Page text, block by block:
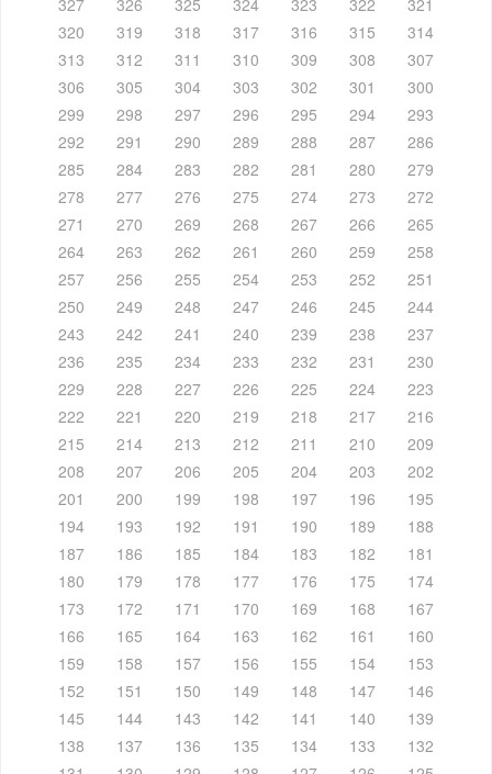
320
319 318 317 316 315
314
313
312 311 310 309 308
307
306
305 304 303 302 301
300
299
298 297 296 295 294
293
292
291 290 289 288 287
286
285
284 283 282 281 280
279
278
277 276 275 274 273
272
271
270 269 268 267 266
265
264
263 262 261 260 259
258
257
256 255 254 253 252
251
250
249 248 247 246 245
244
243
242 241 240 239 238
237
236
235 234 233 232 231
230
229
228 227 226 225 224
223
222
221 220 219 218 217
216
215
214 213 212 211 210
209
208
207 206 205 204 203
202
201
200 199 198 197 196
195
194
193 192 191 190 189
188
187
186 185 184 183 182
181
180
179 178 177 176 175
174
173
172 171 170 169 168
167
166
165 164 163 162 161
160
159
158 157 156 155 154
153
152
151 150 149 148 147
146
145
144 143 142 141 140
139
138
137 136 135 134 133
132